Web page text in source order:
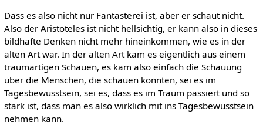
Dass es also nicht nur Fantasterei ist, aber er schaut nicht.
Also der Aristoteles ist nicht hellsichtig, er kann also in dieses
bildhafte Denken nicht mehr hineinkommen, wie es in der
alten Art war. In der alten Art kam es eigentlich aus einem
traumartigen Schauen, es kam also einfach die Schauung
über die Menschen, die schauen konnten, sei es im
Tagesbewusstsein, sei es, dass es im Traum passiert und so
stark ist, dass man es also wirklich mit ins Tagesbewusstsein
nehmen kann.